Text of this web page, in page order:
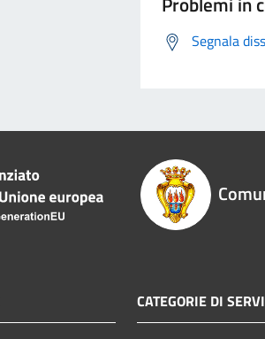
Segnala
CATEGORIE DI